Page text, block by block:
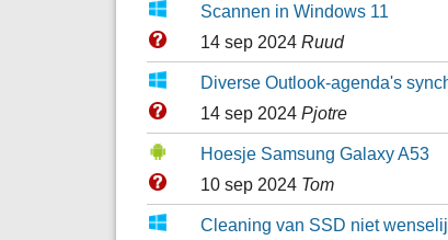
Scannen in Windows 11
14 sep 2024 Ruud
Diverse Outlook-agenda's
14 sep 2024 Pjotre
Hoesje Samsung Galaxy A53
10 sep 2024 Tom
Cleaning van SSD niet